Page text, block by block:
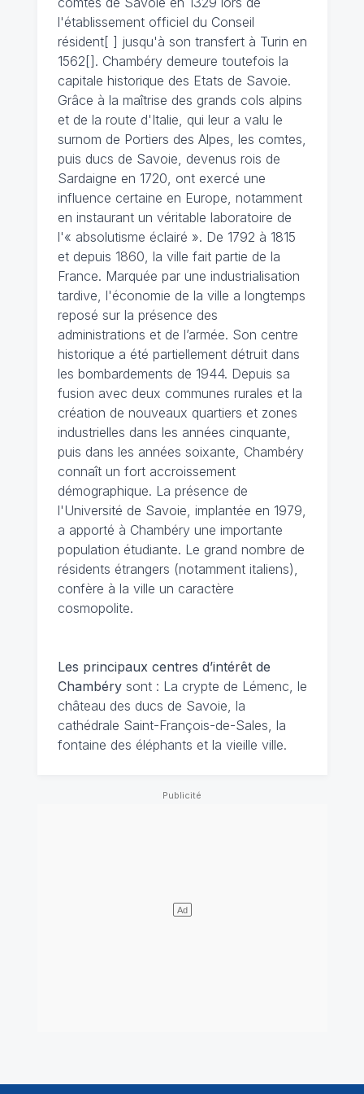
l'établissement officiel du Conseil
résident[ ] jusqu'à son transfert à Turin en
1562[]. Chambéry demeure toutefois la
capitale historique des Etats de Savoie.
Grâce à la maîtrise des grands cols alpins
et de la route d'Italie, qui leur a valu le
surnom de Portiers des Alpes, les comtes,
puis ducs de Savoie, devenus rois de
Sardaigne en 1720, ont exercé une
influence certaine en Europe, notamment
en instaurant un véritable laboratoire de
l'« absolutisme éclairé ». De 1792 à 1815
et depuis 1860, la ville fait partie de la
France. Marquée par une industrialisation
tardive, l'économie de la ville a longtemps
reposé sur la présence des
administrations et de l’armée. Son centre
historique a été partiellement détruit dans
les bombardements de 1944. Depuis sa
fusion avec deux communes rurales et la
création de nouveaux quartiers et zones
industrielles dans les années cinquante,
puis dans les années soixante, Chambéry
connaît un fort accroissement
démographique. La présence de
l'Université de Savoie, implantée en 1979,
a apporté à Chambéry une importante
population étudiante. Le grand nombre de
résidents étrangers (notamment italiens),
confère à la ville un caractère
cosmopolite.
Les principaux centres d’intérêt de
Chambérysont : La crypte de Lémenc, le
château des ducs de Savoie, la
cathédrale Saint-François-de-Sales, la
fontaine des éléphants et la vieille ville.